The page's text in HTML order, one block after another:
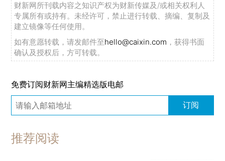
财新网所刊载内容之知识产权为财新传媒及/或相关权利人
专属所有或持有。未经许可，禁止进行转载、摘编、复制及
建立镜像等任何使用。
如有意愿转载，请发邮件至hello@caixin.com ，获得书面
确认及授权后，方可转载。
免费订阅财新网主编精选版电邮
订阅
推荐阅读